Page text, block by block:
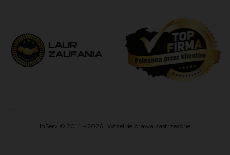
InServ © 2014 – 2026 | Wszelkie prawa zastrzeżone